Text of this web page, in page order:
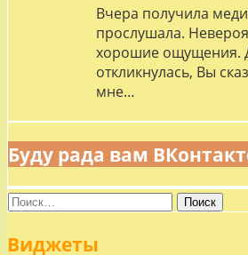
Вчера получила
прослушала.
хорошие ощущения.
откликнулась, Вы
мне…
Буду рада вам
Найти:
Виджеты